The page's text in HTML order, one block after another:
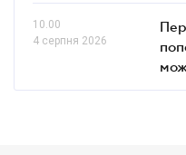
10.00
4 серпня 2026